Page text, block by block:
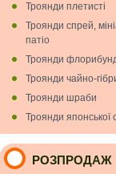
Троянди плетисті
Троянди спрей,
патіо
Троянди
Троянди чайно-
Троянди шраби
Троянди японської
РОЗПРОДАЖ